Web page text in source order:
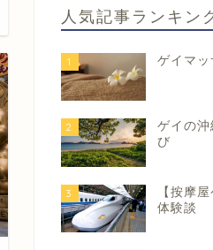
人気記事ランキン
1 ゲイマッ
2
ゲイの沖
び
3
【按摩
体験談